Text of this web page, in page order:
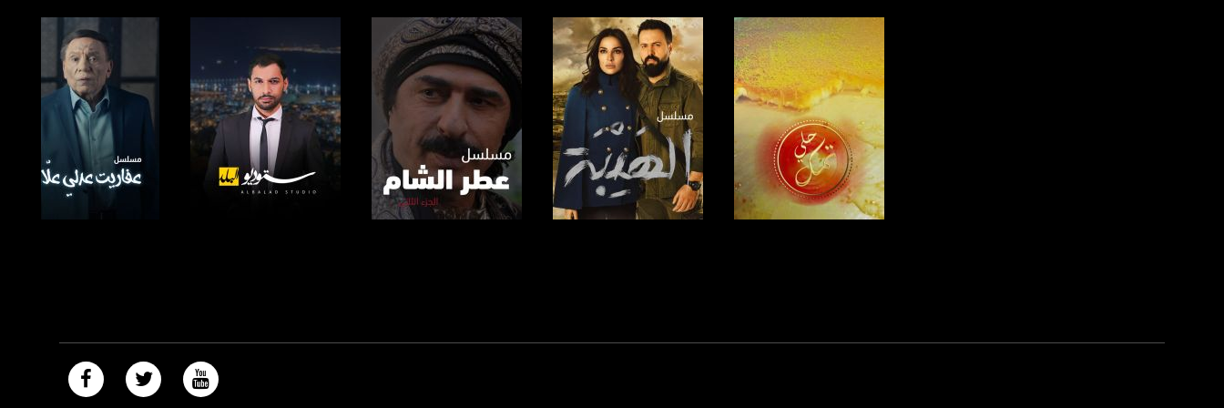
بريد الكتروني:
anafalasteeni@musawachannel.com
للتفاعل:
الموقع الالكتروني:
www.musawachannel.com
فيسبوك:
https://www.youtube.com/channel/UCwJbDUmIxc-JX8PX53ek2Zg/feed